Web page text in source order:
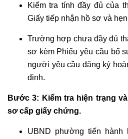
Kiểm tra tính đầy đủ của
Giấy tiếp nhận hồ sơ và
Trường hợp chưa đầy đủ
sơ kèm Phiếu yêu cầu bổ
người yêu cầu đăng ký
định.
Bước 3: Kiểm tra hiện trạng
sơ cấp giấy chứng.
UBND phường tiến hành